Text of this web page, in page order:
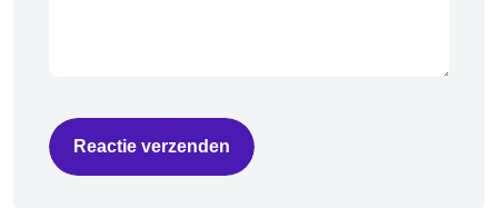
Reactie verzenden